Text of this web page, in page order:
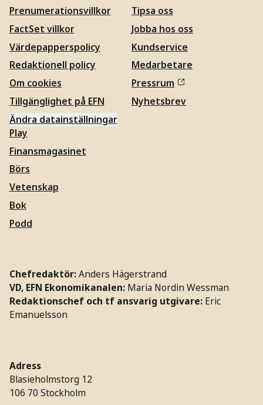
Prenumerationsvillkor
FactSet villkor
Värdepapperspolicy
Redaktionell policy
Om cookies
Tillgänglighet på EFN
Ändra datainställningar
Tipsa oss
Jobba hos oss
Kundservice
Medarbetare
Pressrum
Nyhetsbrev
Play
Finansmagasinet
Börs
Vetenskap
Bok
Podd
Chefredaktör:Anders Hägerstrand
VD, EFN Ekonomikanalen: Maria Nordin Wessman
Redaktionschef och tf ansvarig utgivare: Eric
Emanuelsson
Adress
Blasieholmstorg 12
106 70 Stockholm